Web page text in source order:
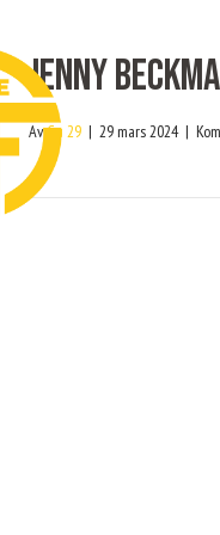
Jenny
AvCu 29 | 29 mars 2024 |